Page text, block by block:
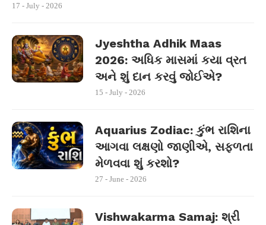
17 - July - 2026
Jyeshtha Adhik Maas
2026: અધિક માસમાં કયા વ્રત
અને શું દાન કરવું જોઈએ?
15 - July - 2026
Aquarius Zodiac: કુંભ રાશિના
આગવા લક્ષણો જાણીએ, સફળતા
મેળવવા શું કરશો?
27 - June - 2026
Vishwakarma Samaj: શ્રી